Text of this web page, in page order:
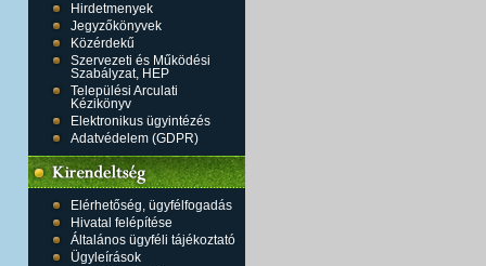
Hirdetmenyek
Jegyzőkönyvek
Közérdekű
Szervezeti és Működési
Szabályzat, HEP
Települési Arculati
Kézikönyv
Elektronikus ügyintézés
Adatvédelem (GDPR)
Elérhetőség, ügyfélfogadás
Hivatal felépítése
Általános ügyféli tájékoztató
Ügyleírások